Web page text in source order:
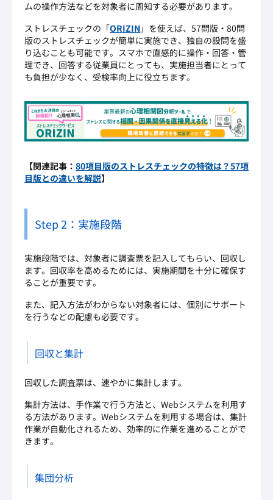
ムの操作方法などを対象者に周知する必要があります。
ストレスチェックの「ORIZIN」を使えば、57問版・80問
版のストレスチェックが簡単に実施でき、独自の設問を盛
り込むことも可能です。スマホで直感的に操作・回答・管
理でき、回答する従業員にとっても、実施担当者にとって
も負担が少なく、受検率向上に役立ちます。
【関連記事： 80項目版のストレスチェックの特徴は？57項
目版との違いを解説】
Step 2：実施段階
実施段階では、対象者に調査票を記入してもらい、回収し
ます。回収率を高めるためには、実施期間を十分に確保す
ることが重要です。
また、記入方法がわからない対象者には、個別にサポート
を行うなどの配慮も必要です。
回収と集計
回収した調査票は、速やかに集計します。
集計方法は、手作業で行う方法と、Webシステムを利用す
る方法があります。Webシステムを利用する場合は、集計
作業が自動化されるため、効率的に作業を進めることがで
きます。
集団分析